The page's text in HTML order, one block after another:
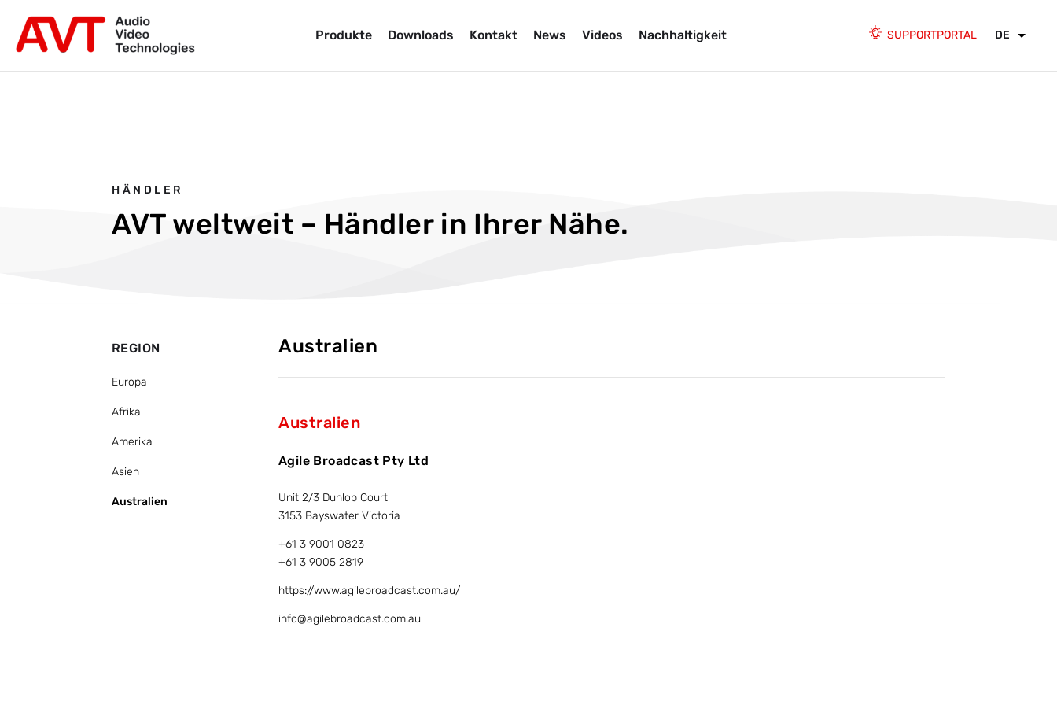
Produkte Downloads Kontakt News Videos Nachhaltigkeit SUPPORTPORTAL DE
HÄNDLER
AVT weltweit – Händler in Ihrer Nähe.
REGION
Europa
Afrika
Amerika
Asien
Australien
Australien
Australien
Agile Broadcast Pty Ltd
Unit 2/3 Dunlop Court
3153 Bayswater Victoria
+61 3 9001 0823
+61 3 9005 2819
https://www.agilebroadcast.com.au/
info@agilebroadcast.com.au